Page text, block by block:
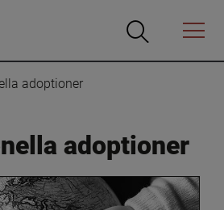
Öppna
Öppna
Menyn
adoptioner
adoptioner